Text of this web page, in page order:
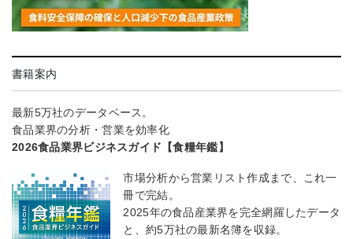
書籍案内
最新5万社のデータベース。
食品業界の分析・営業を効率化
2026食品業界ビジネスガイド【食糧年鑑】
市場分析から営業リスト作成まで、これ一
冊で完結。
2025年の食品産業界を完全網羅したデータ
と、約5万社の最新名簿を収録。